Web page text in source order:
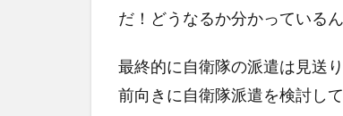
だ！どうなるか分かっている
最終的に自衛隊の派遣は見送
前向きに自衛隊派遣を検討し